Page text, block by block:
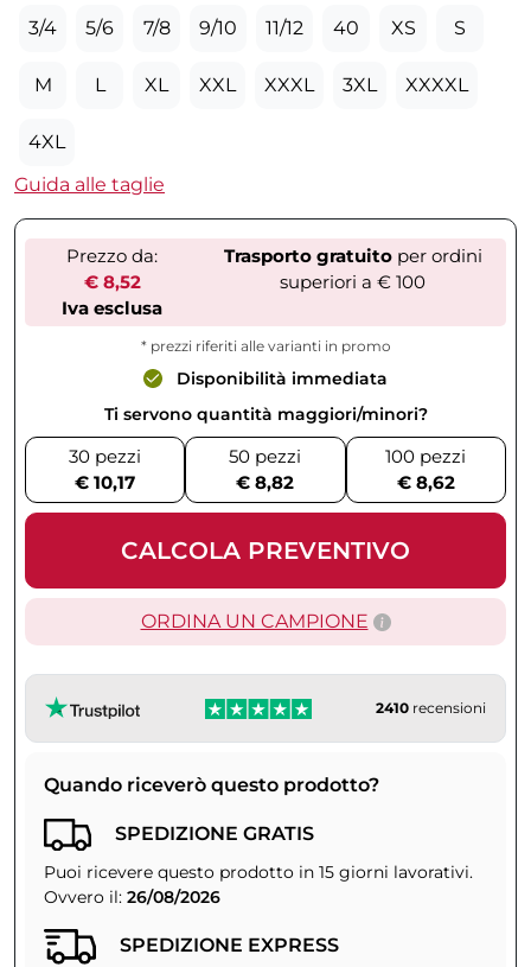
3/4 5/6 7/8 9/10 11/12 40 XS S
M L XL XXL XXXL 3XL XXXXL
4XL
Guida alle taglie
Prezzo da:
€ 8,52
Iva esclusa
Trasporto gratuitoper ordini
superiori a € 100
* prezzi riferiti alle varianti in promo
Disponibilità immediata
Ti servono quantità maggiori/minori?
30 pezzi
€ 10,17
50 pezzi
€ 8,82
100 pezzi
€ 8,62
CALCOLA PREVENTIVO
ORDINA UN CAMPIONE
2410 recensioni
Quando riceverò questo prodotto?
SPEDIZIONE GRATIS
Puoi ricevere questo prodotto in 15 giorni lavorativi.
Ovvero il: 26/08/2026
SPEDIZIONE EXPRESS